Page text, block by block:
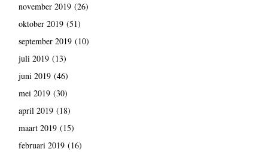
november 2019(26)
oktober 2019(51)
september 2019(10)
juli 2019(13)
juni 2019(46)
mei 2019(30)
april 2019(18)
maart 2019(15)
februari 2019(16)